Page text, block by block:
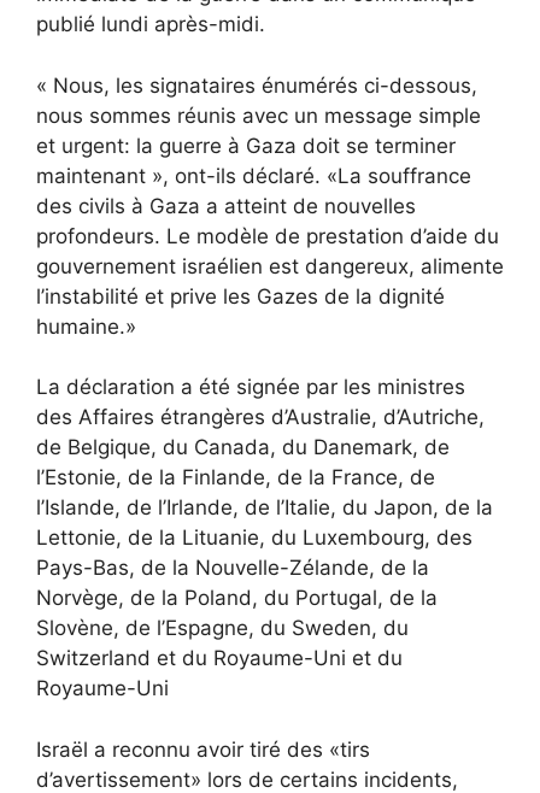
publié lundi après-midi.
« Nous, les signataires énumérés ci-dessous,
nous sommes réunis avec un message simple
et urgent: la guerre à Gaza doit se terminer
maintenant », ont-ils déclaré. «La souffrance
des civils à Gaza a atteint de nouvelles
profondeurs. Le modèle de prestation d’aide du
gouvernement israélien est dangereux, alimente
l’instabilité et prive les Gazes de la dignité
humaine.»
La déclaration a été signée par les ministres
des Affaires étrangères d’Australie, d’Autriche,
de Belgique, du Canada, du Danemark, de
l’Estonie, de la Finlande, de la France, de
l’Islande, de l’Irlande, de l’Italie, du Japon, de la
Lettonie, de la Lituanie, du Luxembourg, des
Pays-Bas, de la Nouvelle-Zélande, de la
Norvège, de la Poland, du Portugal, de la
Slovène, de l’Espagne, du Sweden, du
Switzerland et du Royaume-Uni et du
Royaume-Uni
Israël a reconnu avoir tiré des «tirs
d’avertissement» lors de certains incidents,